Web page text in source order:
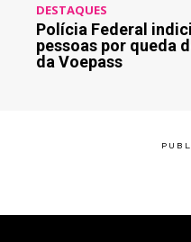
DESTAQUES
Polícia Federal
pessoas por queda
da Voepass